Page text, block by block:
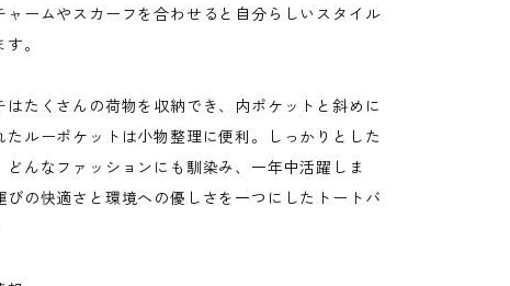
ャームやスカーフを合わせると自分らしいスタイル
。
はたくさんの荷物を収納でき、内ポケットと斜めに
たルーポケットは小物整理に便利。しっかりとした
どんなファッションにも馴染み、一年中活躍しま
びの快適さと環境への優しさを一つにしたトートバ